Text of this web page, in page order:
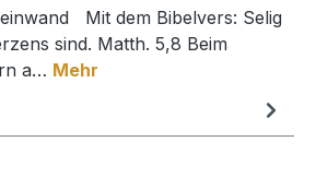
Mit dem Bibelvers: Selig
sind. Matth. 5,8 Beim
a… Mehr